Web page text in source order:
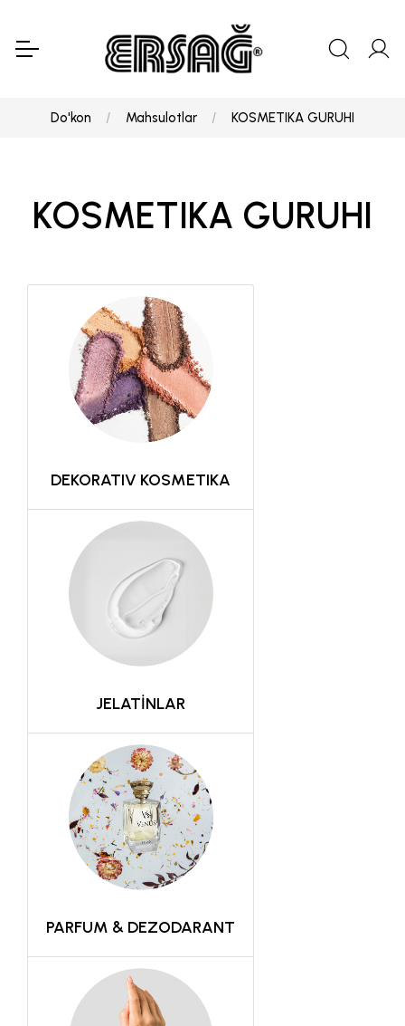
Do'kon Mahsulotlar KOSMETIKA GURUHI
KOSMETIKA GURUHI
DEKORATIV KOSMETIKA
JELATİNLAR
PARFUM & DEZODARANT